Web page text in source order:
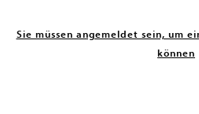
Sie müssen angemeldet sein, um
können